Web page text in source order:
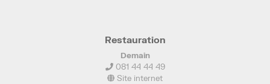
Restauration
Demain
081 44 44 49
Site internet